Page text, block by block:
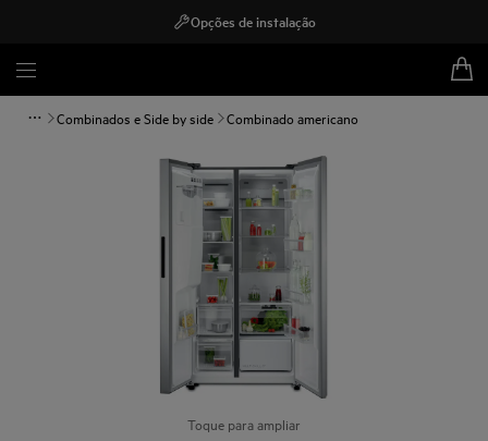
Opções de instalação
Combinados e Side by side Combinado americano
Toque para ampliar